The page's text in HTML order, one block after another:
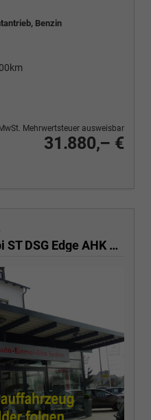
Benzin
31.880,– €
Mehrwertsteuer ausweisbar
1.5 eTSI 110 kW Kombi ST DSG Edge AHK ACC LED